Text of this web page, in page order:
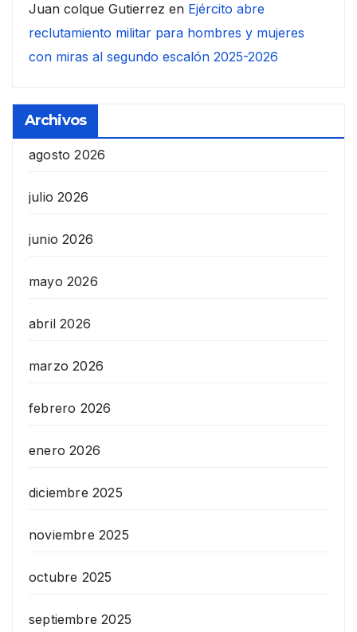
Juan colque Gutierrez en Ejército abre
reclutamiento militar para hombres y mujeres
con miras al segundo escalón 2025-2026
Archivos
agosto 2026
julio 2026
junio 2026
mayo 2026
abril 2026
marzo 2026
febrero 2026
enero 2026
diciembre 2025
noviembre 2025
octubre 2025
septiembre 2025